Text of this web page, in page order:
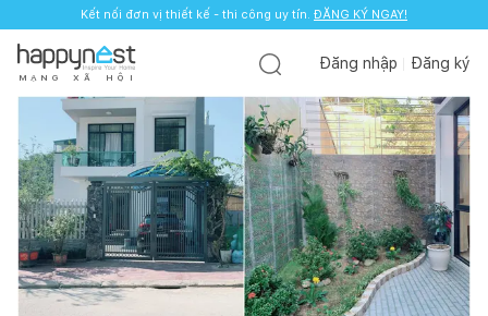
Kết nối đơn vị thiết kế - thi công uy tín. ĐĂNG KÝ NGAY!
M Ạ N G X Ã H Ộ I
Đăng nhập Đăng ký